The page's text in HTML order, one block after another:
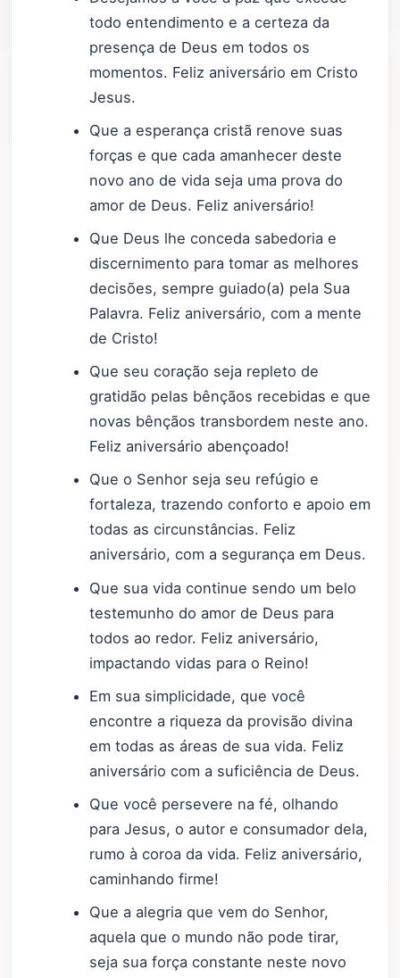
todo entendimento e a certeza da
presença de Deus em todos os
momentos. Feliz aniversário em Cristo
Jesus.
Que a esperança cristã renove suas
forças e que cada amanhecer deste
novo ano de vida seja uma prova do
amor de Deus. Feliz aniversário!
Que Deus lhe conceda sabedoria e
discernimento para tomar as melhores
decisões, sempre guiado(a) pela Sua
Palavra. Feliz aniversário, com a mente
de Cristo!
Que seu coração seja repleto de
gratidão pelas bênçãos recebidas e que
novas bênçãos transbordem neste ano.
Feliz aniversário abençoado!
Que o Senhor seja seu refúgio e
fortaleza, trazendo conforto e apoio em
todas as circunstâncias. Feliz
aniversário, com a segurança em Deus.
Que sua vida continue sendo um belo
testemunho do amor de Deus para
todos ao redor. Feliz aniversário,
impactando vidas para o Reino!
Em sua simplicidade, que você
encontre a riqueza da provisão divina
em todas as áreas de sua vida. Feliz
aniversário com a suficiência de Deus.
Que você persevere na fé, olhando
para Jesus, o autor e consumador dela,
rumo à coroa da vida. Feliz aniversário,
caminhando firme!
Que a alegria que vem do Senhor,
aquela que o mundo não pode tirar,
seja sua força constante neste novo